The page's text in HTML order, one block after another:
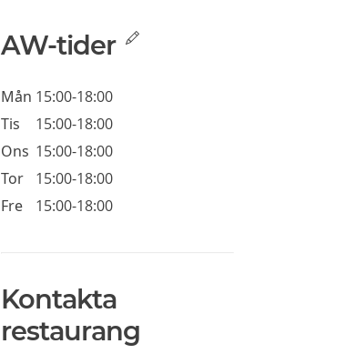
AW-tider
Mån 15:00-18:00
Tis
15:00-18:00
Ons 15:00-18:00
Tor
15:00-18:00
Fre
15:00-18:00
Kontakta
restaurang